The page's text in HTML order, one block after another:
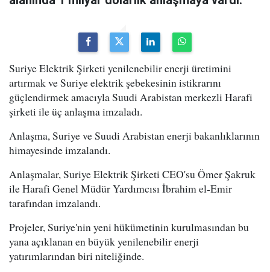
Suriye Elektrik Şirketi yenilenebilir enerji üretimini
artırmak ve Suriye elektrik şebekesinin istikrarını
güçlendirmek amacıyla Suudi Arabistan merkezli Harafi
şirketi ile üç anlaşma imzaladı.
Anlaşma, Suriye ve Suudi Arabistan enerji bakanlıklarının
himayesinde imzalandı.
Anlaşmalar, Suriye Elektrik Şirketi CEO'su Ömer Şakruk
ile Harafi Genel Müdür Yardımcısı İbrahim el-Emir
tarafından imzalandı.
Projeler, Suriye'nin yeni hükümetinin kurulmasından bu
yana açıklanan en büyük yenilenebilir enerji
yatırımlarından biri niteliğinde.